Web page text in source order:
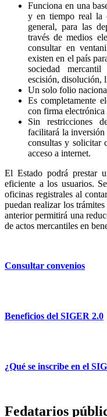
Funciona en una
y en tiempo real la
general, para las
través de medios
consultar en
existen en el país
sociedad
escisión, disolución,
Un solo folio
Es completamente
con firma
Sin restricciones
facilitará la inversión
consultas y solicitar
acceso a internet.
El Estado podrá prestar
eficiente a los usuarios.
oficinas registrales al
puedan realizar los
anterior permitirá una
de actos mercantiles en
Consultar convenios
Beneficios del SIGER 2.0
¿Qué se inscribe en el
Fedatarios